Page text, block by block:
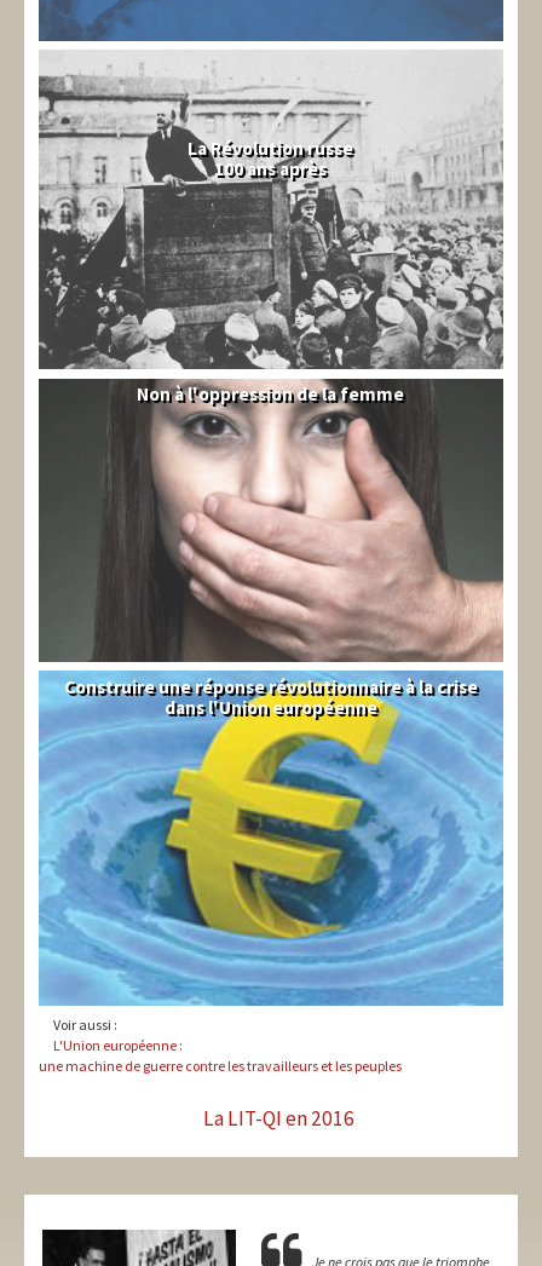
La Révolution russe
100 ans après
Syrie
Non à l'oppression de la femme
Syndical
Construire une réponse révolutionnaire à la crise
dans l'Union européenne
Voir aussi :
L'Union européenne :
une machine de guerre contre les travailleurs et les peuples
La LIT-QI en 2016
Je ne crois pas que le triomphe